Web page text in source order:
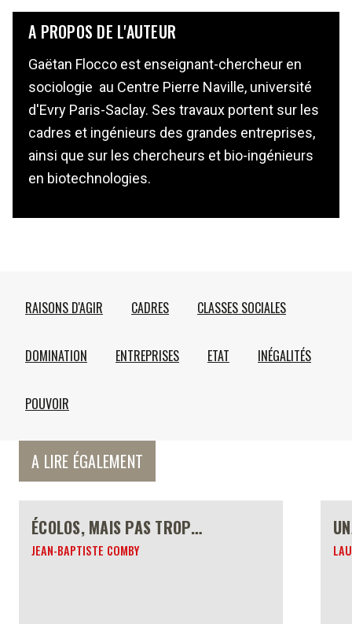
A PROPOS DE L'AUTEUR
Gaëtan Flocco est enseignant-chercheur en
sociologie au Centre Pierre Naville, université
d'Evry Paris-Saclay. Ses travaux portent sur les
cadres et ingénieurs des grandes entreprises,
ainsi que sur les chercheurs et bio-ingénieurs
en biotechnologies.
RAISONS D'AGIR CADRES CLASSES SOCIALES
DOMINATION ENTREPRISES ETAT INÉGALITÉS
POUVOIR
A LIRE ÉGALEMENT
ÉCOLOS, MAIS PAS TROP…
JEAN-BAPTISTE COMBY